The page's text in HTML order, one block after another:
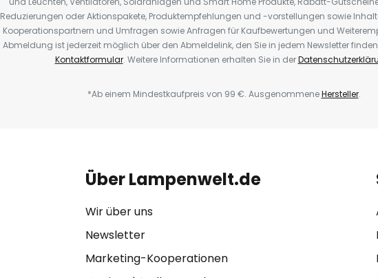
Reduzierungen oder Aktionspakete, Produktempfehlungen und -vorstellungen sowie
Kooperationspartnern und Umfragen sowie Anfragen für Kaufbewertungen und
Abmeldung ist jederzeit möglich über den Abmeldelink, den Sie in jedem Newsletter
Kontaktformular. Weitere Informationen erhalten Sie in der
*Ab einem Mindestkaufpreis von 99 €. AusgenommeneHersteller.
Über Lampenwelt.de
Wir über uns
Newsletter
Marketing-Kooperationen